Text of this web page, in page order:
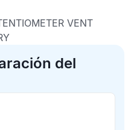
VENT
del